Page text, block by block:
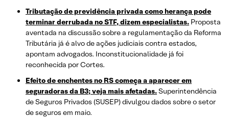
Tributação de previdência privada como herança pode
terminar derrubada no STF, dizem especialistas. Proposta
aventada na discussão sobre a regulamentação da Reforma
Tributária já é alvo de ações judiciais contra estados,
apontam advogados. Inconstitucionalidade já foi
reconhecida por Cortes.
Efeito de enchentes no RS começa a aparecer em
seguradoras da B3; veja mais afetadas.Superintendência
de Seguros Privados (SUSEP) divulgou dados sobre o setor
de seguros em maio.